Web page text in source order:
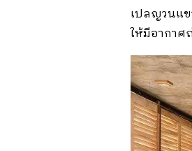
เปลญวนแ
ให้มีอากา